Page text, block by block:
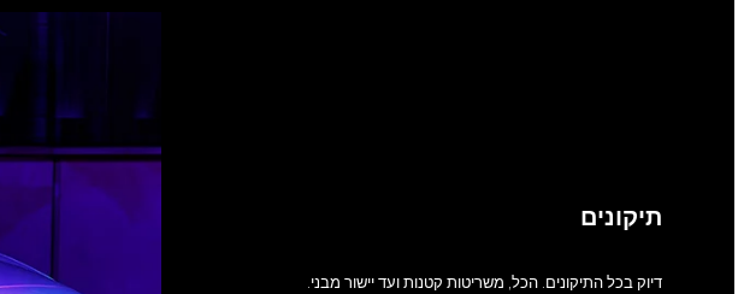
תיקונים
דיוק בכל התיקונים. הכל, משריטות קטנות ועד יישור מבני.